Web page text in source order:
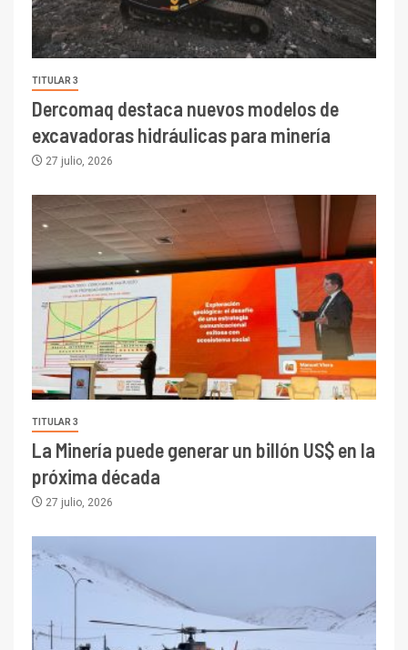
TITULAR 3
Dercomaq destaca nuevos modelos de
excavadoras hidráulicas para minería
27 julio, 2026
TITULAR 3
La Minería puede generar un billón US$ en la
próxima década
27 julio, 2026